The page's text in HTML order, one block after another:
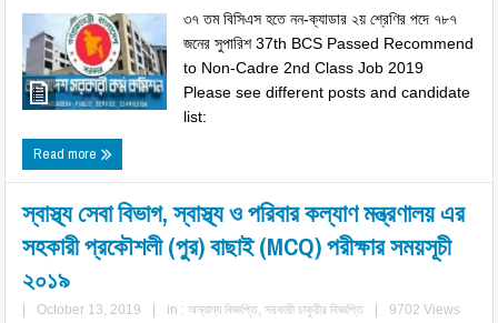
৩৭ তম বিসিএস হতে নন-ক্যাডার ২য় শ্রেণির পদে ৭৮৭
জনের সুপারিশ 37th BCS Passed Recommend
to Non-Cadre 2nd Class Job 2019
Please see different posts and candidate
list:
Read more
স্বাস্থ্য সেবা বিভাগ, স্বাস্থ্য ও পরিবার কল্যাণ মন্ত্রণালয় এর
সহকারী প্রকৌশলী (পুর) বাছাই (MCQ) পরীক্ষার সময়সূচী
২০১৯
October 13, 2019 in :অন্যান্য বিজ্ঞপ্তি,সরকারী চাকুরীর বিজ্ঞপ্তি 9702 Views